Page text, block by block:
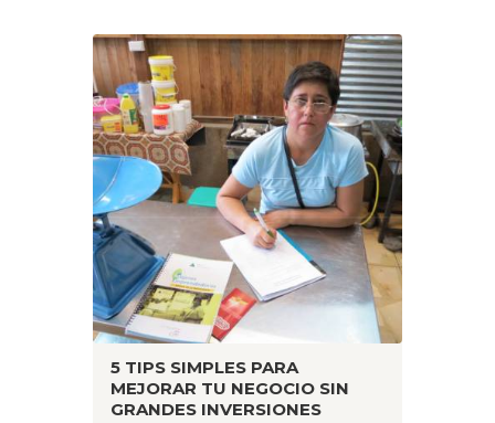
5 TIPS SIMPLES PARA
MEJORAR TU NEGOCIO SIN
GRANDES INVERSIONES